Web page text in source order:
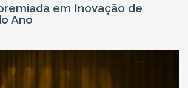
em Inovação de
Ano